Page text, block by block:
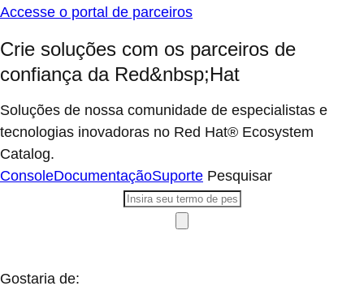
Accesse o portal de parceiros
Crie soluções com os parceiros de
confiança da Red&nbsp;Hat
Soluções de nossa comunidade de especialistas e
tecnologias inovadoras no Red Hat® Ecosystem
Catalog.
ConsoleDocumentaçãoSuporte Pesquisar
Gostaria de: